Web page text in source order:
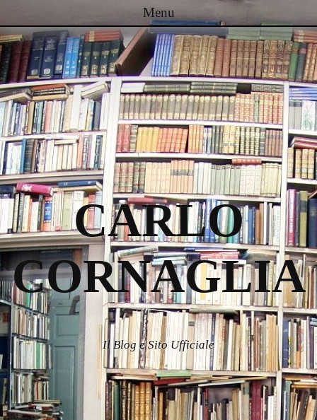
CARLO
CORNAGLIA
Il Blog e Sito Ufficiale
Menu
Passa al contenuto